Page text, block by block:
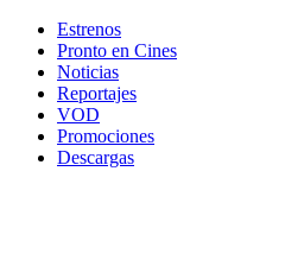
Estrenos
Pronto en Cines
Noticias
Reportajes
VOD
Promociones
Descargas